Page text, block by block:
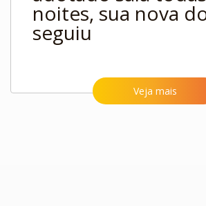
noites, sua nova
seguiu
Veja mais